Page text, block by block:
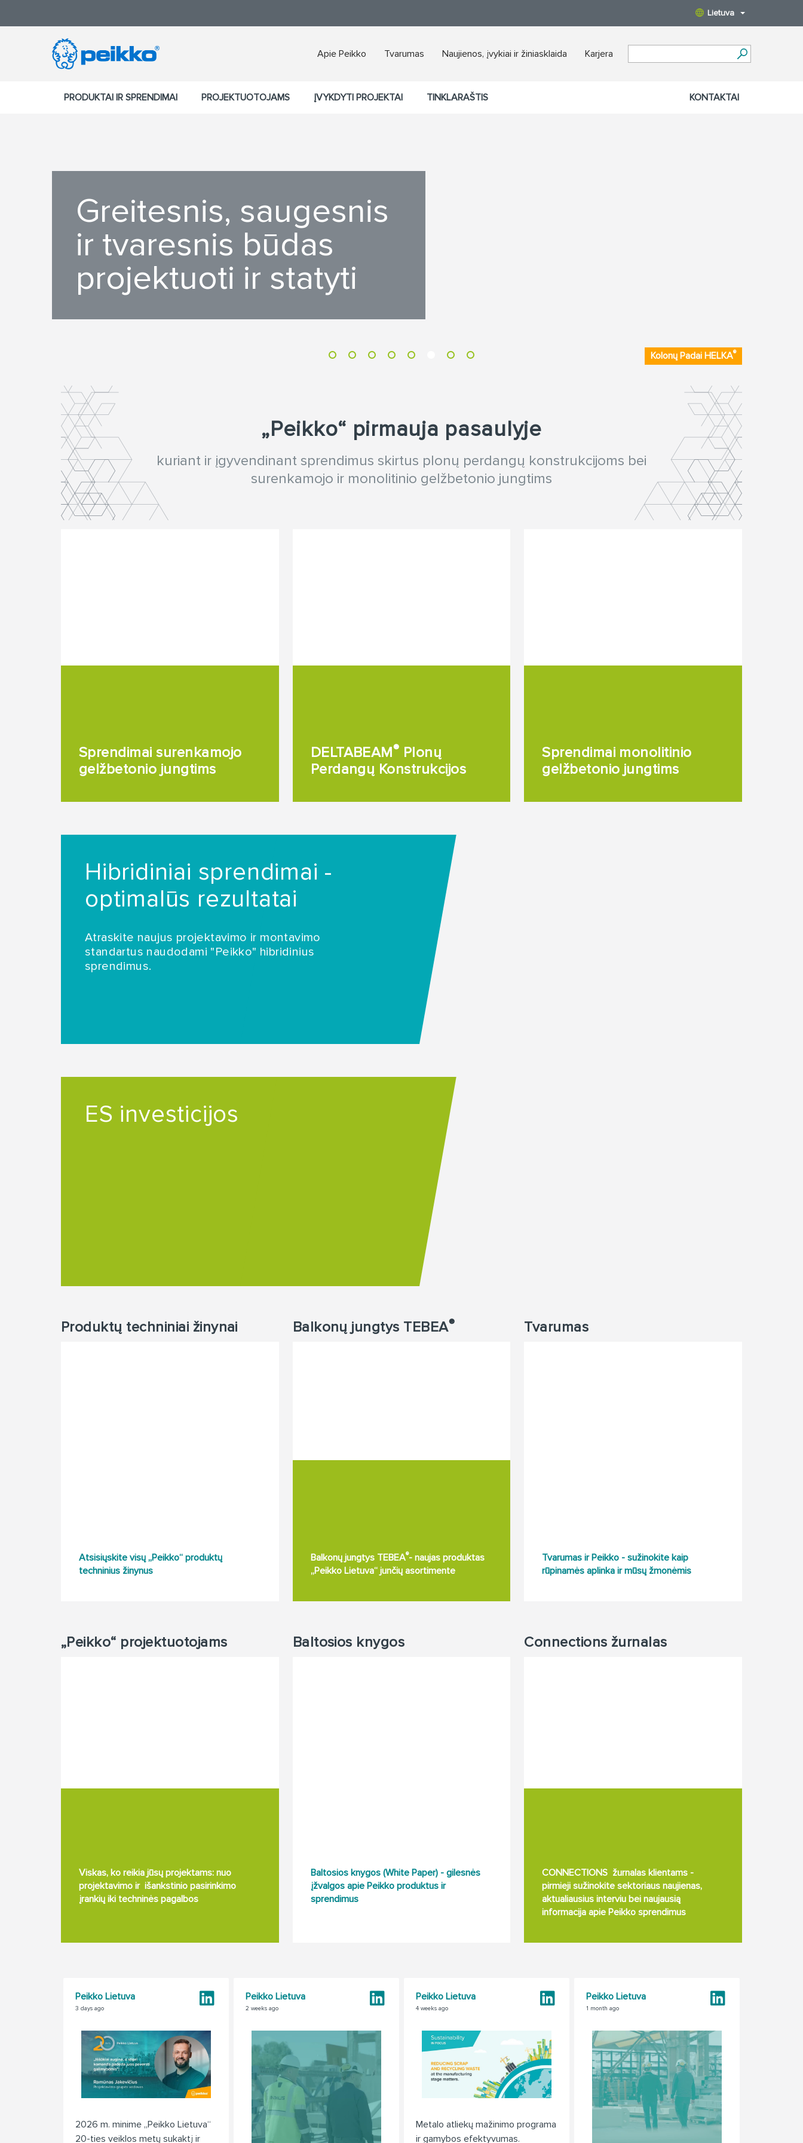
Lietuva
Apie Peikko Tvarumas Naujienos, įvykiai ir žiniasklaida Karjera
PRODUKTAI IR SPRENDIMAI PROJEKTUOTOJAMS ĮVYKDYTI PROJEKTAI TINKLARAŠTIS KONTAKTAI
Greitesnis, saugesnis
ir tvaresnis būdas
projektuoti ir statyti
Kolonų Padai HELKA®
„Peikko“ pirmauja pasaulyje
kuriant ir įgyvendinant sprendimus skirtus plonų perdangų konstrukcijoms bei
surenkamojo ir monolitinio gelžbetonio jungtims
Sprendimai surenkamojo
gelžbetonio jungtims
DELTABEAM® Plonų
Perdangų Konstrukcijos
Sprendimai monolitinio
gelžbetonio jungtims
Hibridiniai sprendimai -
optimalūs rezultatai
Atraskite naujus projektavimo ir montavimo
standartus naudodami "Peikko" hibridinius
sprendimus.
ES investicijos
Produktų techniniai žinynai
Atsisiųskite visų „Peikko“ produktų
techninius žinynus
Balkonų jungtys TEBEA®
Balkonų jungtys TEBEA®- naujas produktas
„Peikko Lietuva“ junčių asortimente
Tvarumas
Tvarumas ir Peikko - sužinokite kaip
rūpinamės aplinka ir mūsų žmonėmis
„Peikko“ projektuotojams
Viskas, ko reikia jūsų projektams: nuo
projektavimo ir išankstinio pasirinkimo
įrankių iki techninės pagalbos
Baltosios knygos
Baltosios knygos (White Paper) - gilesnės
įžvalgos apie Peikko produktus ir
sprendimus
Connections žurnalas
CONNECTIONS žurnalas klientams -
pirmieji sužinokite sektoriaus naujienas,
aktualiausius interviu bei naujausią
informacija apie Peikko sprendimus
Peikko Lietuva
3 days ago
2026 m. minime „Peikko Lietuva“
20-ties veiklos metų sukaktį ir
Peikko Lietuva
2 weeks ago
Peikko Lietuva
4 weeks ago
Metalo atliekų mažinimo programa
ir gamybos efektyvumas.
Peikko Lietuva
1 month ago